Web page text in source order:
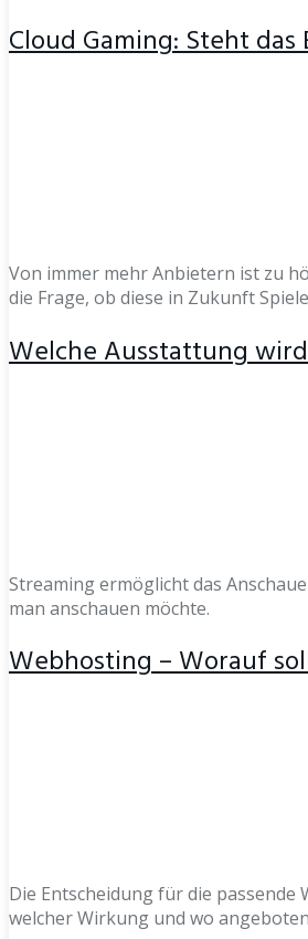
Cloud Gaming: Steht
Von immer mehr Anbietern ist zu
die Frage, ob diese in Zukunft
Welche Ausstattung
Streaming ermöglicht das
man anschauen möchte.
Webhosting – Worauf
Die Entscheidung für die
welcher Wirkung und wo